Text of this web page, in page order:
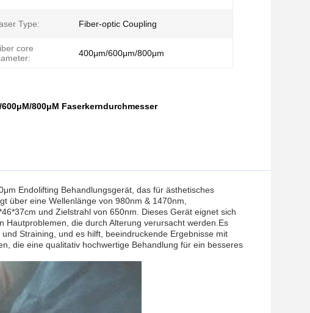
Type: Fiber-optic Coupling
core
400μm/600μm/800μm
800μM Faserkerndurchmesser
Endolifting Behandlungsgerät, das für ästhetisches
über eine Wellenlänge von 980nm & 1470nm,
und Zielstrahl von 650nm. Dieses Gerät eignet sich
die durch Alterung verursacht werden.Es
Straining, und es hilft, beeindruckende Ergebnisse mit
die eine qualitativ hochwertige Behandlung für ein besseres